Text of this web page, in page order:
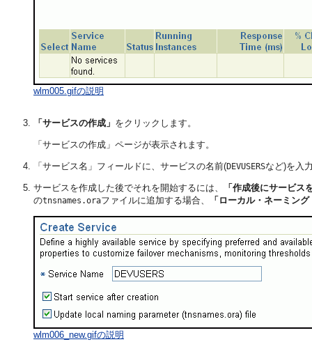
wlm005.gifの説明
「サービスの作成」 をクリックします。
「サービスの作成」ページが表示されます。
「サービス名」フィールドに、サービスの名前(DEVUSERSなど)を入
サービスを作成した後でそれを開始するには、
「作成後にサービス
のtnsnames.oraファイルに追加する場合、 「ローカル・ネーミン
wlm006_new.gifの説明